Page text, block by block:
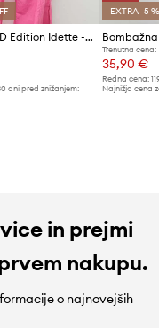
Srajca 2NDDAY 2ND Edition Idette - Essential Texture
dni pred znižanjem:
EXTRA -5
Trenutna cena:
35,90 €
Redna cena:
Najnižja cena
in prejmi
nakupu.
o najnovejših